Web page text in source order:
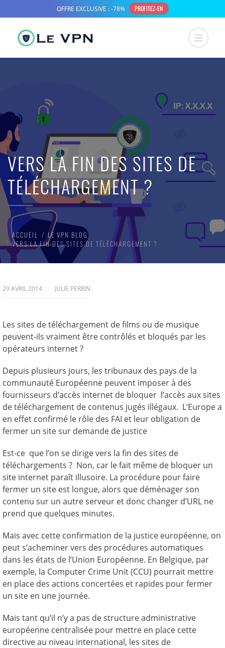
VERS LA FIN DES SITES DE
TÉLÉCHARGEMENT ?
ACCUEIL
LE VPN BLOG
VERS LA FIN DES SITES DE TÉLÉCHARGEMENT ?
29 AVRIL 2014 JULIE PERRIN
Les sites de téléchargement de films ou de musique
peuvent-ils vraiment être contrôlés et bloqués par les
opérateurs internet ?
Depuis plusieurs jours, les tribunaux des pays de la
communauté Européenne peuvent imposer à des
fournisseurs d’accès internet de bloquer l’accès aux sites
de téléchargement de contenus jugés illégaux. L’Europe a
en effet confirmé le rôle des FAI et leur obligation de
fermer un site sur demande de justice
Est-ce que l’on se dirige vers la fin des sites de
téléchargements ? Non, car le fait même de bloquer un
site internet paraît illusoire. La procédure pour faire
fermer un site est longue, alors que déménager son
contenu sur un autre serveur et donc changer d’URL ne
prend que quelques minutes.
Mais avec cette confirmation de la justice européenne, on
peut s’acheminer vers des procédures automatiques
dans les états de l’Union Européenne. En Belgique, par
exemple, la Computer Crime Unit (CCU) pourrait mettre
en place des actions concertées et rapides pour fermer
un site en une journée.
Mais tant qu’il n’y a pas de structure administrative
européenne centralisée pour mettre en place cette
directive au niveau international, les sites de